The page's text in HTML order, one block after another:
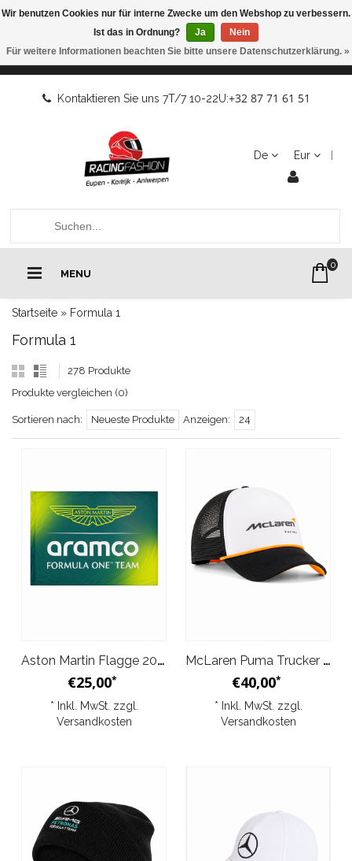
Kontaktieren Sie uns 7T/7 10-22U:+32 87 71 61 51
De Eur
MENU
0
Startseite » Formula 1
Formula 1
278 Produkte
Produkte vergleichen (0)
Sortieren nach: Neueste Produkte Anzeigen: 24
Aston Martin Flagge 2026
€25,00*
* Inkl. MwSt. zzgl.
Versandkosten
McLaren Puma Trucker Cap Weiß 2026
€40,00*
* Inkl. MwSt. zzgl.
Versandkosten
Wir benutzen Cookies nur für interne Zwecke um den Webshop zu verbessern.
Ist das in Ordnung?
Ja
Nein
Für weitere Informationen beachten Sie bitte unsere Datenschutzerklärung. »